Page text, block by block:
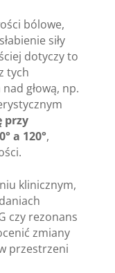
bólowe,
siły
dotyczy to
tych
głową, np.
przy
a 120°,
klinicznym,
czy rezonans
zmiany
przestrzeni